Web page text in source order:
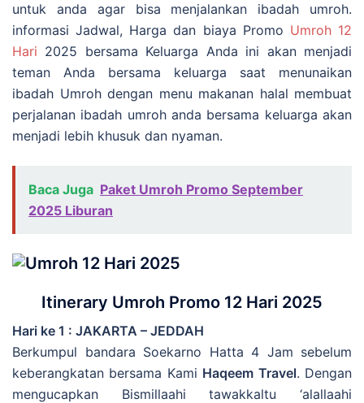
untuk anda agar bisa menjalankan ibadah umroh.
informasi Jadwal, Harga dan biaya Promo Umroh 12
Hari 2025 bersama Keluarga Anda ini akan menjadi
teman Anda bersama keluarga saat menunaikan
ibadah Umroh dengan menu makanan halal membuat
perjalanan ibadah umroh anda bersama keluarga akan
menjadi lebih khusuk dan nyaman.
Baca Juga Paket Umroh Promo September
2025 Liburan
Itinerary Umroh Promo 12 Hari 2025
Hari ke 1 : JAKARTA – JEDDAH
Berkumpul bandara Soekarno Hatta 4 Jam sebelum
keberangkatan bersama Kami Haqeem Travel. Dengan
mengucapkan Bismillaahi tawakkaltu ‘alallaahi